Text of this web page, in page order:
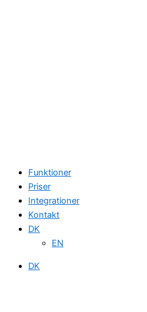
Funktioner
Priser
Integrationer
Kontakt
DK
EN
DK